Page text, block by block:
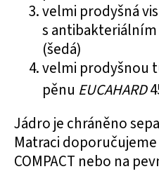
velmi prodyšná
s
(šedá)
velmi prodyšnou
pěnu EUCAHARD
Jádro je chráněno
Matraci
COMPACT nebo na